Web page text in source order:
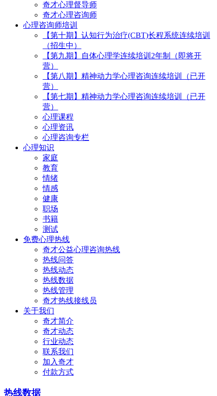
奇才心理督导师
奇才心理咨询师
心理咨询师培训
【第十期】认知行为治疗(CBT)长程系统连续培训
（招生中）
【第九期】自体心理学连续培训2年制（即将开
营）
【第八期】精神动力学心理咨询连续培训（已开
营）
【第七期】精神动力学心理咨询连续培训（已开
营）
心理课程
心理资讯
心理咨询专栏
心理知识
家庭
教育
情绪
情感
健康
职场
书籍
测试
免费心理热线
奇才公益心理咨询热线
热线问答
热线动态
热线数据
热线管理
奇才热线接线员
关于我们
奇才简介
奇才动态
行业动态
联系我们
加入奇才
付款方式
热线数据